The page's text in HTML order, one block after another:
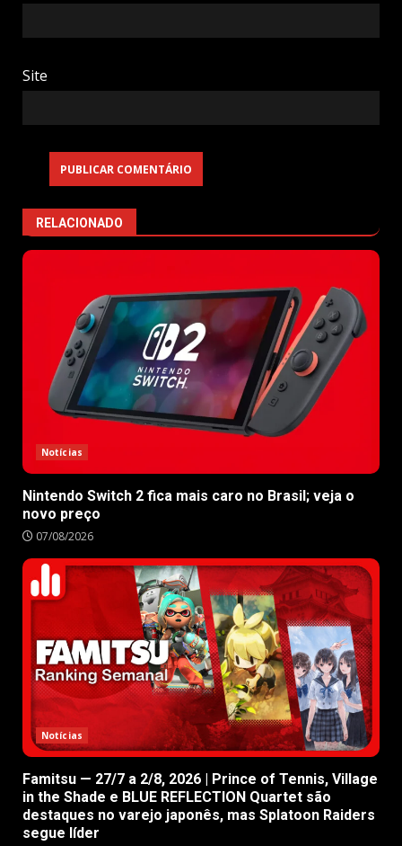
Site
RELACIONADO
Notícias
Nintendo Switch 2 fica mais caro no Brasil; veja o
novo preço
07/08/2026
Notícias
Famitsu — 27/7 a 2/8, 2026 | Prince of Tennis, Village
in the Shade e BLUE REFLECTION Quartet são
destaques no varejo japonês, mas Splatoon Raiders
segue líder